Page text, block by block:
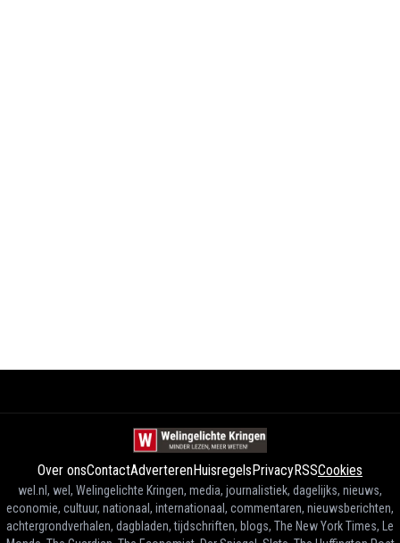
Over onsContactAdverterenHuisregelsPrivacyRSSCookies
wel.nl, wel, Welingelichte Kringen, media, journalistiek, dagelijks, nieuws,
economie, cultuur, nationaal, internationaal, commentaren, nieuwsberichten,
achtergrondverhalen, dagbladen, tijdschriften, blogs, The New York Times, Le